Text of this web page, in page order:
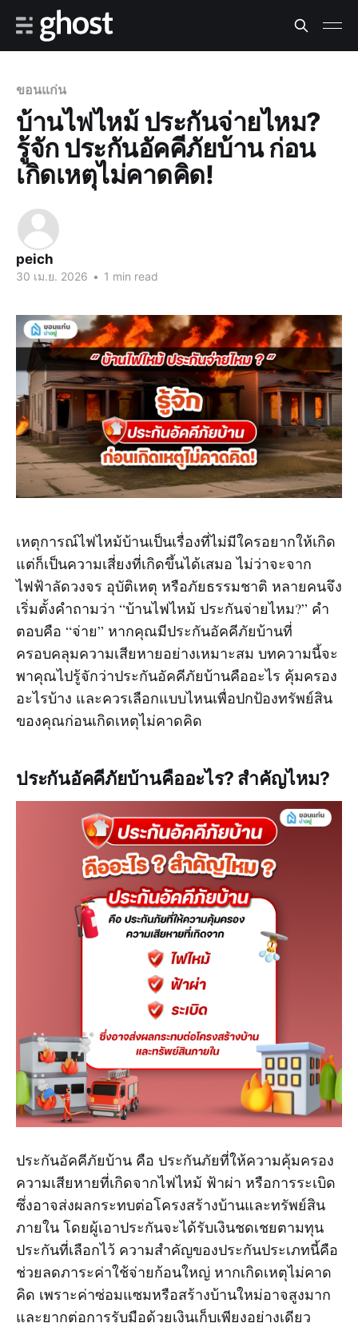
ขอนแก่น
บ้านไฟไหม้ ประกันจ่ายไหม?
รู้จัก ประกันอัคคีภัยบ้าน ก่อน
เกิดเหตุไม่คาดคิด!
peich
30 เม.ย. 2026 • 1 min read
เหตุการณ์ไฟไหม้บ้านเป็นเรื่องที่ไม่มีใครอยากให้เกิด
แต่ก็เป็นความเสี่ยงที่เกิดขึ้นได้เสมอ ไม่ว่าจะจาก
ไฟฟ้าลัดวงจร อุบัติเหตุ หรือภัยธรรมชาติ หลายคนจึง
เริ่มตั้งคำถามว่า “บ้านไฟไหม้ ประกันจ่ายไหม?” คำ
ตอบคือ “จ่าย” หากคุณมีประกันอัคคีภัยบ้านที่
ครอบคลุมความเสียหายอย่างเหมาะสม บทความนี้จะ
พาคุณไปรู้จักว่าประกันอัคคีภัยบ้านคืออะไร คุ้มครอง
อะไรบ้าง และควรเลือกแบบไหนเพื่อปกป้องทรัพย์สิน
ของคุณก่อนเกิดเหตุไม่คาดคิด
ประกันอัคคีภัยบ้านคืออะไร? สำคัญไหม?
ประกันอัคคีภัยบ้าน คือ ประกันภัยที่ให้ความคุ้มครอง
ความเสียหายที่เกิดจากไฟไหม้ ฟ้าผ่า หรือการระเบิด
ซึ่งอาจส่งผลกระทบต่อโครงสร้างบ้านและทรัพย์สิน
ภายใน โดยผู้เอาประกันจะได้รับเงินชดเชยตามทุน
ประกันที่เลือกไว้ ความสำคัญของประกันประเภทนี้คือ
ช่วยลดภาระค่าใช้จ่ายก้อนใหญ่ หากเกิดเหตุไม่คาด
คิด เพราะค่าซ่อมแซมหรือสร้างบ้านใหม่อาจสูงมาก
และยากต่อการรับมือด้วยเงินเก็บเพียงอย่างเดียว